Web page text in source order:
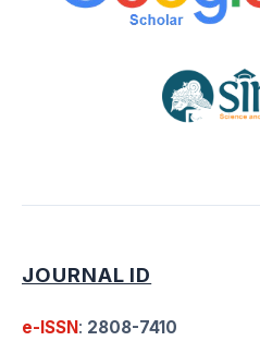
JOURNAL ID
e-ISSN: 2808-7410